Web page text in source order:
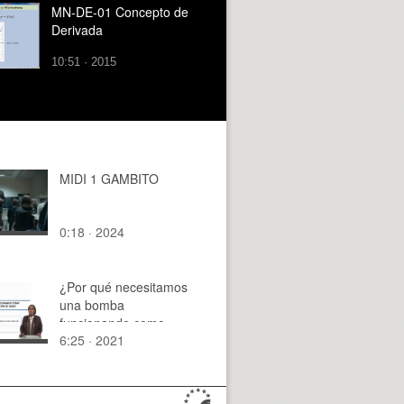
MN-DE-01 Concepto de
Derivada
10:51 · 2015
MIDI 1 GAMBITO
0:18 · 2024
¿Por qué necesitamos
una bomba
funcionando como
turbina (PAT) en las
6:25 · 2021